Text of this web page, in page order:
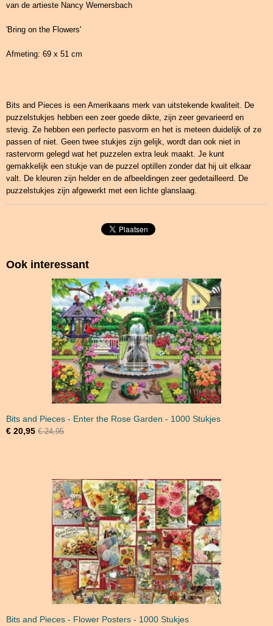
van de artieste Nancy Wernersbach
'Bring on the Flowers'
Afmeting: 69 x 51 cm
Bits and Pieces is een Amerikaans merk van uitstekende kwaliteit. De
puzzelstukjes hebben een zeer goede dikte, zijn zeer gevarieerd en
stevig. Ze hebben een perfecte pasvorm en het is meteen duidelijk of ze
passen of niet. Geen twee stukjes zijn gelijk, wordt dan ook niet in
rastervorm gelegd wat het puzzelen extra leuk maakt. Je kunt
gemakkelijk een stukje van de puzzel optillen zonder dat hij uit elkaar
valt. De kleuren zijn helder en de afbeeldingen zeer gedetailleerd. De
puzzelstukjes zijn afgewerkt met een lichte glanslaag.
Ook interessant
Bits and Pieces - Enter the Rose Garden - 1000 Stukjes
€ 20,95 € 24,95
Bits and Pieces - Flower Posters - 1000 Stukjes